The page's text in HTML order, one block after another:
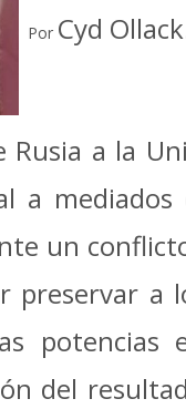
Por Cyd
Rusia a la
a
un
preservar a
del